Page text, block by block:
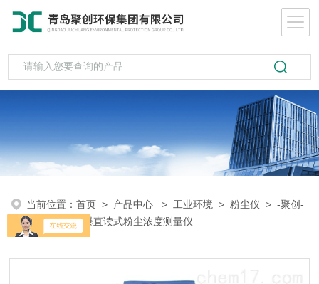
当前位置：首页 > 产品中心 > 工业环境 >粉尘仪 > -聚创-
CCZ-1000防爆直读式粉尘浓度测量仪